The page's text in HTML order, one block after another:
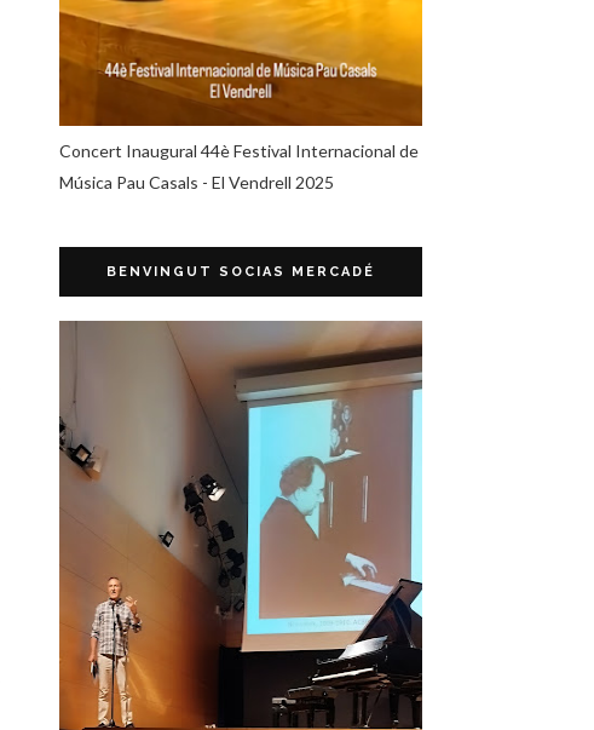
Concert Inaugural 44è Festival Internacional de
Música Pau Casals - El Vendrell 2025
BENVINGUT SOCIAS MERCADÉ